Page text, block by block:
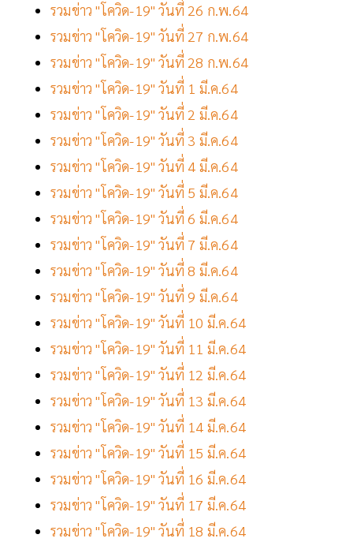
รวมข่าว "โควิด-19" วันที่ 26 ก.พ.64
รวมข่าว "โควิด-19" วันที่ 27 ก.พ.64
รวมข่าว "โควิด-19" วันที่ 28 ก.พ.64
รวมข่าว "โควิด-19" วันที่ 1 มี.ค.64
รวมข่าว "โควิด-19" วันที่ 2 มี.ค.64
รวมข่าว "โควิด-19" วันที่ 3 มี.ค.64
รวมข่าว "โควิด-19" วันที่ 4 มี.ค.64
รวมข่าว "โควิด-19" วันที่ 5 มี.ค.64
รวมข่าว "โควิด-19" วันที่ 6 มี.ค.64
รวมข่าว "โควิด-19" วันที่ 7 มี.ค.64
รวมข่าว "โควิด-19" วันที่ 8 มี.ค.64
รวมข่าว "โควิด-19" วันที่ 9 มี.ค.64
รวมข่าว "โควิด-19" วันที่ 10 มี.ค.64
รวมข่าว "โควิด-19" วันที่ 11 มี.ค.64
รวมข่าว "โควิด-19" วันที่ 12 มี.ค.64
รวมข่าว "โควิด-19" วันที่ 13 มี.ค.64
รวมข่าว "โควิด-19" วันที่ 14 มี.ค.64
รวมข่าว "โควิด-19" วันที่ 15 มี.ค.64
รวมข่าว "โควิด-19" วันที่ 16 มี.ค.64
รวมข่าว "โควิด-19" วันที่ 17 มี.ค.64
รวมข่าว "โควิด-19" วันที่ 18 มี.ค.64